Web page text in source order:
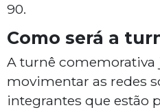
90.
Como será a
A turnê comemorativa
movimentar as redes
integrantes que estão